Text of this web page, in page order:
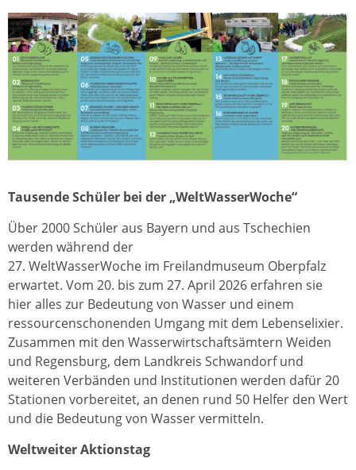
Tausende Schüler bei der „WeltWasserWoche“
Über 2000 Schüler aus Bayern und aus Tschechien
werden während der
27. WeltWasserWoche im Freilandmuseum Oberpfalz
erwartet. Vom 20. bis zum 27. April 2026 erfahren sie
hier alles zur Bedeutung von Wasser und einem
ressourcenschonenden Umgang mit dem Lebenselixier.
Zusammen mit den Wasserwirtschaftsämtern Weiden
und Regensburg, dem Landkreis Schwandorf und
weiteren Verbänden und Institutionen werden dafür 20
Stationen vorbereitet, an denen rund 50 Helfer den Wert
und die Bedeutung von Wasser vermitteln.
Weltweiter Aktionstag